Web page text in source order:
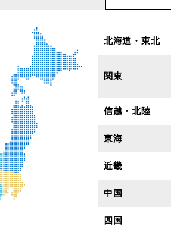
北海道・東北
関東
信越・北陸
東海
近畿
中国
四国